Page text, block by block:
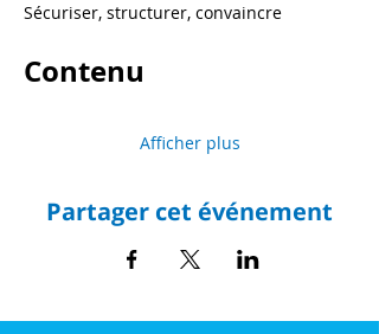
Sécuriser, structurer, convaincre
Contenu
Afficher plus
Partager cet événement